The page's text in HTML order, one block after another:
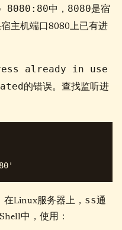
8080:80中， 8080是宿
主机端口8080上已有进
already in use
的错误。查找监听进
在Linux服务器上， ss通
中，使用：